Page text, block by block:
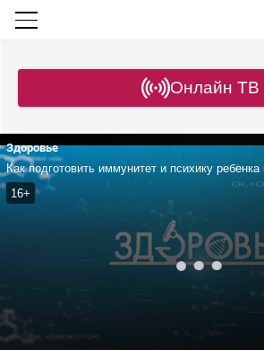
Онлайн ТВ
Здоровье
16+